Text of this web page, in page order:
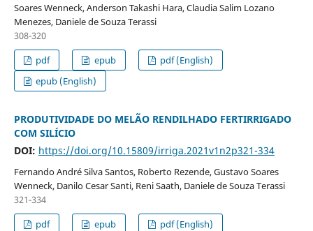
Soares Wenneck, Anderson Takashi Hara, Claudia Salim Lozano
Menezes, Daniele de Souza Terassi
308-320
pdf
epub
pdf (English)
epub (English)
PRODUTIVIDADE DO MELÃO RENDILHADO FERTIRRIGADO
COM SILÍCIO
DOI: https://doi.org/10.15809/irriga.2021v1n2p321-334
Fernando André Silva Santos, Roberto Rezende, Gustavo Soares
Wenneck, Danilo Cesar Santi, Reni Saath, Daniele de Souza Terassi
321-334
pdf
epub
pdf (English)